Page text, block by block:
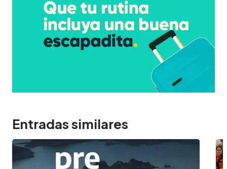
Entradas similares